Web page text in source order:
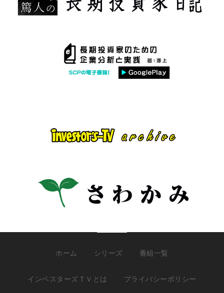
ホーム シリーズ 番組一覧
インベスターズＴＶとは プライバシーポリシー